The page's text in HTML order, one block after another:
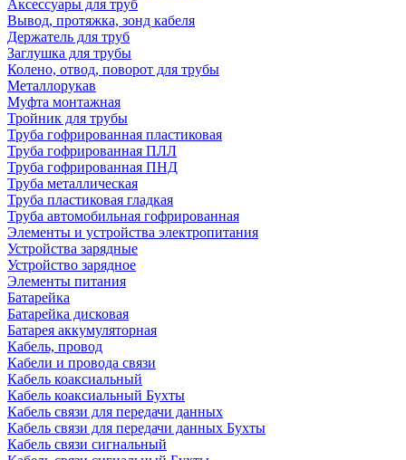
Аксессуары для труб
Вывод, протяжка, зонд кабеля
Держатель для труб
Заглушка для трубы
Колено, отвод, поворот для трубы
Металлорукав
Муфта монтажная
Тройник для трубы
Труба гофрированная пластиковая
Труба гофрированная ПЛЛ
Труба гофрированная ПНД
Труба металлическая
Труба пластиковая гладкая
Труба автомобильная гофрированная
Элементы и устройства электропитания
Устройства зарядные
Устройство зарядное
Элементы питания
Батарейка
Батарейка дисковая
Батарея аккумуляторная
Кабель, провод
Кабели и провода связи
Кабель коаксиальный
Кабель коаксиальный Бухты
Кабель связи для передачи данных
Кабель связи для передачи данных Бухты
Кабель связи сигнальный